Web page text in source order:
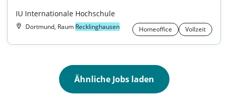
IU Internationale Hochschule
Dortmund, Raum Recklinghausen Homeoffice Vollzeit
Ähnliche Jobs laden